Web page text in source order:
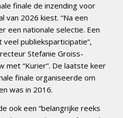
finale de inzending voor
van 2026 kiest. “Na een
een nationale selectie. Een
publieksparticipatie”,
Stefanie Groiss-
met “Kurier”. De laatste keer
finale organiseerde om
was in 2016.
ook een “belangrijke reeks